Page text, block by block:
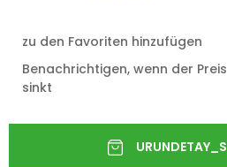
zu den Favoriten hinzufügen
Benachrichtigen, wenn der Preis
sinkt